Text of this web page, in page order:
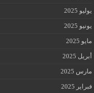
يوليو 2025
يونيو 2025
مايو 2025
أبريل 2025
مارس 2025
فبراير 2025